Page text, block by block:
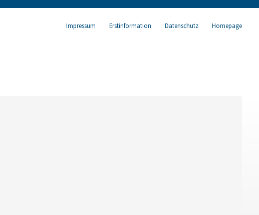
Impressum Erstinformation Datenschutz Homepage